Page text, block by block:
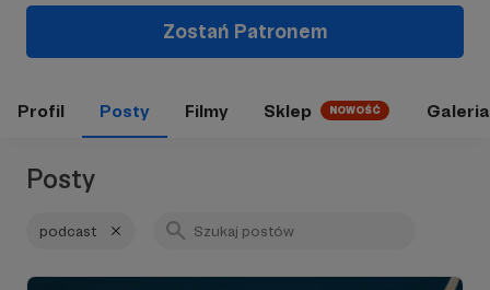
Zostań Patronem
Profil Posty Filmy Sklep NOWOŚĆ Galeria
Posty
podcast